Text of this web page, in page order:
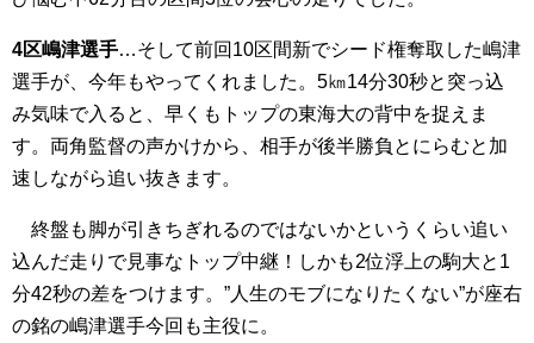
4区嶋津選手…そして前回10区間新でシード権奪取した嶋津
選手が、今年もやってくれました。5㎞14分30秒と突っ込
み気味で入ると、早くもトップの東海大の背中を捉えま
す。両角監督の声かけから、相手が後半勝負とにらむと加
速しながら追い抜きます。
終盤も脚が引きちぎれるのではないかというくらい追い
込んだ走りで見事なトップ中継！しかも2位浮上の駒大と1
分42秒の差をつけます。”人生のモブになりたくない”が座右
の銘の嶋津選手今回も主役に。